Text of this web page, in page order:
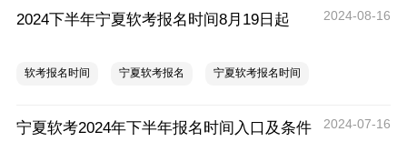
2024下半年宁夏软考报名时间8月19日起 2024-08-16
软考报名时间 宁夏软考报名 宁夏软考报名时间
宁夏软考2024年下半年报名时间入口及条件 2024-07-16